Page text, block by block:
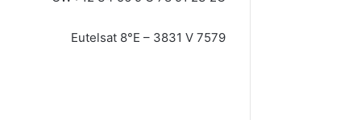
Eutelsat 8°E – 3831 V 7579